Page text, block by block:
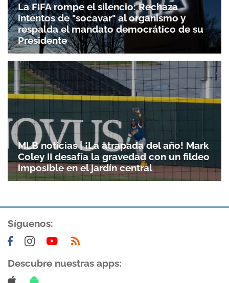
La FIFA rompe el silencio: Rechaza
intentos de "socavar" al organismo y
respalda el mandato democrático de su
Presidente
MLB noticias | ¡La atrapada del año! Mark
Coley II desafía la gravedad con un fildeo
imposible en el jardín central
Síguenos:
Descubre nuestras apps: